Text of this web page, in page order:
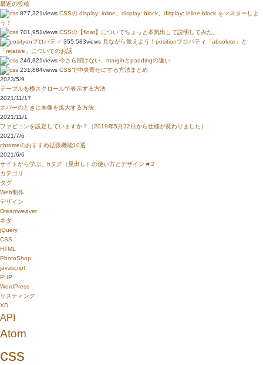
最近の投稿
877,321views CSSの display: inline、display: block、display: inline-block をマスターしよ
う！
701,951views CSSの【float】についてちょっと本気出して説明してみた。
355,583views 見ながら覚えよう！positionプロパティ「absolute」と
「relative」についてのお話
246,821views 今さら聞けない、marginとpaddingの違い
231,884views CSSで中央寄せにする方法まとめ
2023/5/9
テーブルを横スクロールで表示する方法
2021/11/17
ホバーのときに画像を拡大する方法
2021/11/1
ファビコンを設定していますか？（2019年5月22日から仕様が変わりました）
2021/7/6
chromeのおすすめ拡張機能10選
2021/6/6
サイトから学ぶ、hタグ（見出し）の使い方とデザイン #２
カテゴリ
タグ
Web制作
デザイン
Dreamweaver
ネタ
jQuery
CSS
HTML
PhotoShop
javascript
PHP
WordPress
リスティング
XD
API
Atom
css